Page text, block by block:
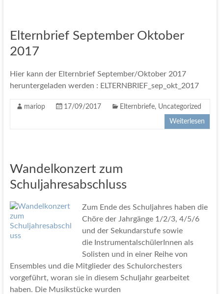
Elternbrief September Oktober
2017
Hier kann der Elternbrief September/Oktober 2017
heruntergeladen werden : ELTERNBRIEF_sep_okt_2017
mariop 17/09/2017 Elternbriefe, Uncategorized
Weiterlesen
Wandelkonzert zum
Schuljahresabschluss
Zum Ende des Schuljahres haben die
Chöre der Jahrgänge 1/2/3, 4/5/6
und der Sekundarstufe sowie
die InstrumentalschülerInnen als
Solisten und in einer Reihe von
Ensembles und die Mitglieder des Schulorchesters
vorgeführt, woran sie in diesem Schuljahr gearbeitet
haben. Die Musikstücke wurden